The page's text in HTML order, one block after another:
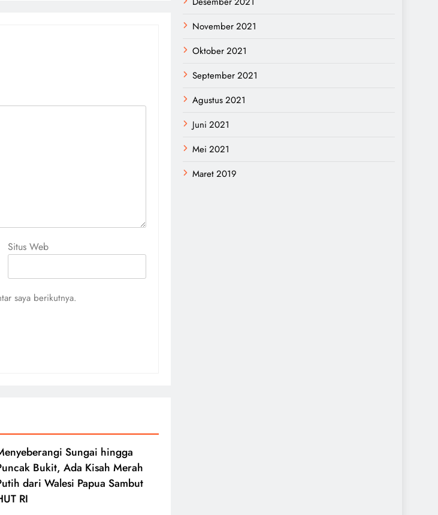
Situs Web
saya berikutnya.
Sungai hingga
Bukit, Ada Kisah Merah
dari Walesi Papua Sambut
RI
November 2021
Oktober 2021
September 2021
Agustus 2021
Juni 2021
Mei 2021
Maret 2019